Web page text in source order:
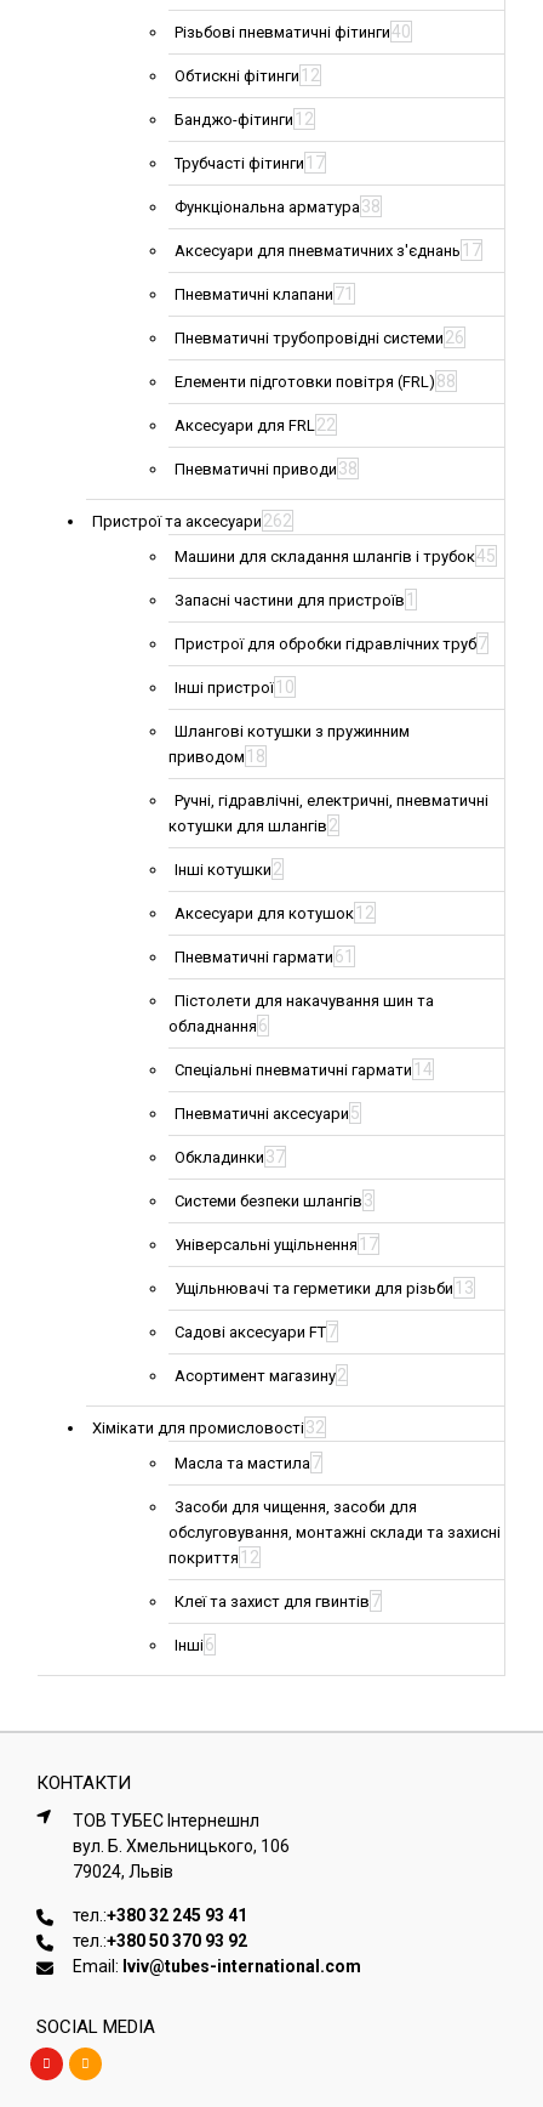
Різьбові пневматичні фітинги40
Обтискні фітинги 12
Банджо-фітинги 12
Трубчасті фітинги 17
Функціональна арматура38
Аксесуари для пневматичних з'єднань 17
Пневматичні клапани 71
Пневматичні трубопровідні системи 26
Елементи підготовки повітря (FRL) 88
Аксесуари для FRL22
Пневматичні приводи 38
Пристрої та аксесуари 262
Машини для складання шлангів і трубок45
Запасні частини для пристроїв 1
Пристрої для обробки гідравлічних труб7
Інші пристрої 10
Шлангові котушки з пружинним
приводом 18
Ручні, гідравлічні, електричні, пневматичні
котушки для шлангів 2
Інші котушки 2
Аксесуари для котушок 12
Пневматичні гармати 61
Пістолети для накачування шин та
обладнання 6
Спеціальні пневматичні гармати 14
Пневматичні аксесуари 5
Обкладинки 37
Системи безпеки шлангів 3
Універсальні ущільнення 17
Ущільнювачі та герметики для різьби 13
Садові аксесуари FT7
Асортимент магазину2
Хімікати для промисловості32
Масла та мастила7
Засоби для чищення, засоби для
обслуговування, монтажні склади та захисні
покриття 12
Клеї та захист для гвинтів 7
Інші6
КОНТАКТИ
ТОВ ТУБЕС Iнтернешнл
вул. Б. Хмельницького, 106
79024, Львiв
тел.:+380 32 245 93 41
тел.:+380 50 370 93 92
Email: lviv@tubes-international.com
SOCIAL MEDIA